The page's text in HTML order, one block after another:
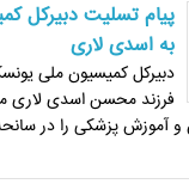
پیام تسلیت دبیرکل
به اسدی لاری
دبیرکل کمیسیون ملی
فرزند محسن اسدی لاری
آموزش پزشکی را در سانحه